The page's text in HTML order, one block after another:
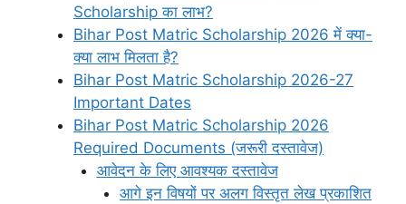
Scholarship का लाभ?
Bihar Post Matric Scholarship 2026 में क्या-
क्या लाभ मिलता है?
Bihar Post Matric Scholarship 2026-27
Important Dates
Bihar Post Matric Scholarship 2026
Required Documents (जरूरी दस्तावेज)
आवेदन के लिए आवश्यक दस्तावेज
आगे इन विषयों पर अलग विस्तृत लेख प्रकाशित